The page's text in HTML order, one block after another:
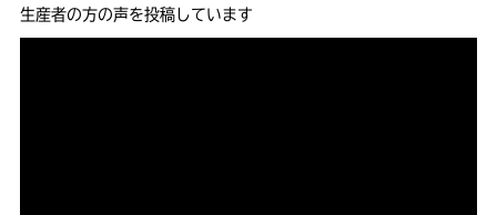
生産者の方の声を投稿しています